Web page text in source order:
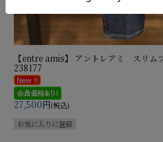
【entre amis】 アントレアミ スリム
238177
27,500円(税込)